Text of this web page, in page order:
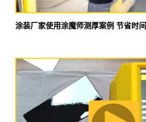
涂装厂家使用涂魔师测厚案例 节省时